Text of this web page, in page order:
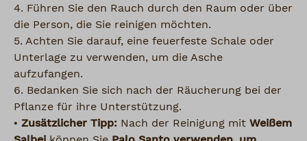
4. Führen Sie den Rauch durch den Raum oder über
die Person, die Sie reinigen möchten.
5. Achten Sie darauf, eine feuerfeste Schale oder
Unterlage zu verwenden, um die Asche
aufzufangen.
6. Bedanken Sie sich nach der Räucherung bei der
Pflanze für ihre Unterstützung.
◦ Zusätzlicher Tipp: Nach der Reinigung mit Weißem